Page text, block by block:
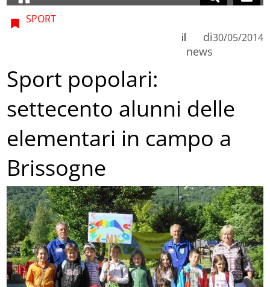
SPORT
di
news
il 30/05/2014
Sport popolari:
settecento alunni delle
elementari in campo a
Brissogne